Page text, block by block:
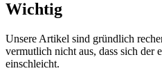
Wichtig
Unsere Artikel sind gründlich
vermutlich nicht aus, dass sich der
einschleicht.